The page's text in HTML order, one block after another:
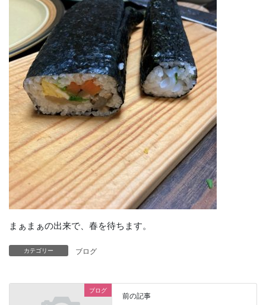
まぁまぁの出来で、春を待ちます。
カテゴリー ブログ
ブログ 前の記事